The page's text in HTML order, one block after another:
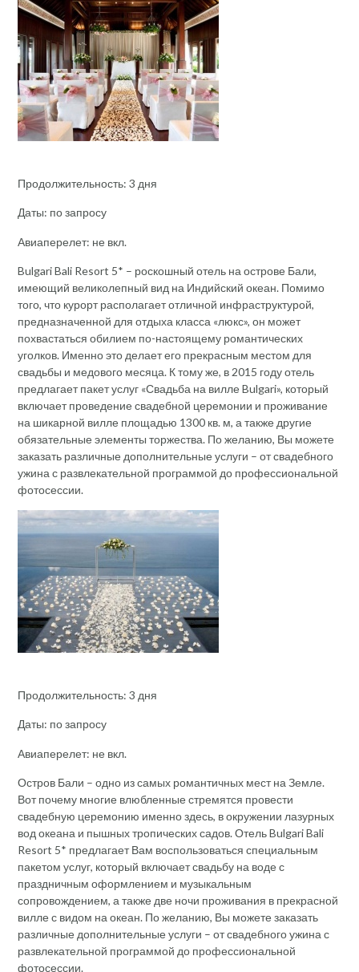
Продолжительность: 3 дня
Даты: по запросу
Авиаперелет: не вкл.
Bulgari Bali Resort 5* – роскошный отель на острове Бали,
имеющий великолепный вид на Индийский океан. Помимо
того, что курорт располагает отличной инфраструктурой,
предназначенной для отдыха класса «люкс», он может
похвастаться обилием по-настоящему романтических
уголков. Именно это делает его прекрасным местом для
свадьбы и медового месяца. К тому же, в 2015 году отель
предлагает пакет услуг «Свадьба на вилле Bulgari», который
включает проведение свадебной церемонии и проживание
на шикарной вилле площадью 1300 кв. м, а также другие
обязательные элементы торжества. По желанию, Вы можете
заказать различные дополнительные услуги – от свадебного
ужина с развлекательной программой до профессиональной
фотосессии.
Продолжительность: 3 дня
Даты: по запросу
Авиаперелет: не вкл.
Остров Бали – одно из самых романтичных мест на Земле.
Вот почему многие влюбленные стремятся провести
свадебную церемонию именно здесь, в окружении лазурных
вод океана и пышных тропических садов. Отель Bulgari Bali
Resort 5* предлагает Вам воспользоваться специальным
пакетом услуг, который включает свадьбу на воде с
праздничным оформлением и музыкальным
сопровождением, а также две ночи проживания в прекрасной
вилле с видом на океан. По желанию, Вы можете заказать
различные дополнительные услуги – от свадебного ужина с
развлекательной программой до профессиональной
фотосессии.